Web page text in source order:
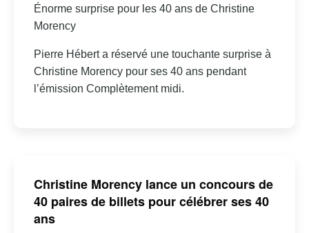
Énorme surprise pour les 40 ans de Christine
Morency
Pierre Hébert a réservé une touchante surprise à
Christine Morency pour ses 40 ans pendant
l’émission Complètement midi.
Christine Morency lance un concours de
40 paires de billets pour célébrer ses 40
ans